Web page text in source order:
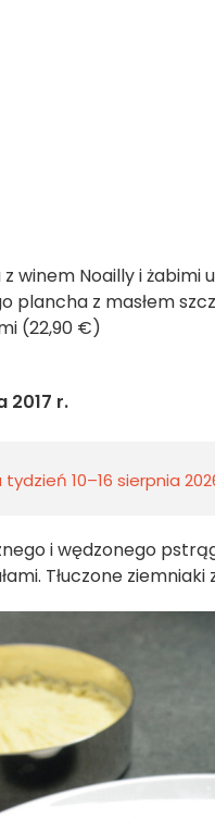
winem Noailly i żabimi
plancha z masłem
(22,90 €)
2017 r.
10–16 sierpnia
i wędzonego
Tłuczone